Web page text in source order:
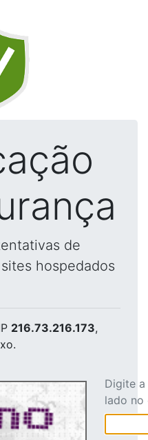
de
hospedados
216.73.216.173,
Digite
lado no